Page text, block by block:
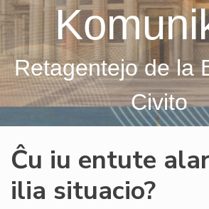
Retagentejo de la
Civito
Ĉu iu entute
ilia situacio?